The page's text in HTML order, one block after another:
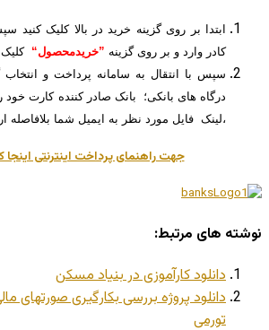
ابتدا بر روی گزینه خرید در بالا کلیک کنید
کادر وارد و بر روی گزینه ”خریدمحصول“ کلیک
سپس با انتقال به سامانه پرداخت و
درگاه های بانکی؛ بانک صادر کننده کارت خود
،لینک فایل مورد نظر به ایمیل شما بلافاصله
جهت راهنمای پرداخت اینترنتی اینجا
نوشته های مرتبط:
دانلود کارآموزی در بنیاد مسکن
دانلود پروژه بررسی بکارگیری صورتهای
تورمی